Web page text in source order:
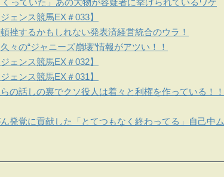
っていた」あの大物が容疑者に挙げられているワケ
ェンス競馬EX＃033】
挫するかもしれない発表済経営統合のウラ！
々の“ジャニーズ崩壊”情報がアツい！！
ェンス競馬EX＃032】
ェンス競馬EX＃031】
の話しの裏でクソ役人は着々と利権を作っている！！
発覚に貢献した「とてつもなく終わってる」自己中ム